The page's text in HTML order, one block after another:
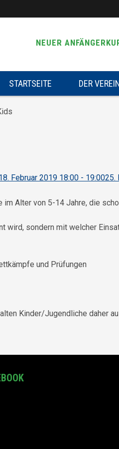
NEUER
STARTSEITE DER
Februar 2019 18:00 - 19:0025.
Alter von 5-14 Jahre, die
wird, sondern mit welcher
und Prüfungen
Kinder/Jugendliche daher